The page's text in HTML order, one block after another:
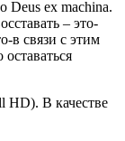
Deus ex machina.
– это-
в связи с этим
HD). В качестве